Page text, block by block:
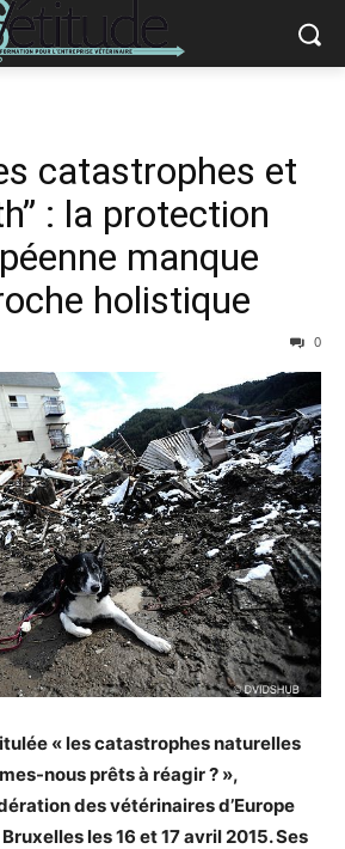
catastrophes et
: la protection
manque
holistique
0
« les catastrophes naturelles
nous prêts à réagir ? »,
des vétérinaires d’Europe
Bruxelles les 16 et 17 avril 2015. Ses